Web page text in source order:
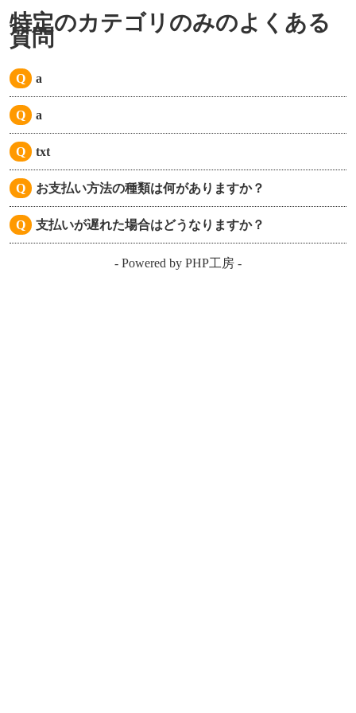
特定のカテゴリのみのよくある
質問
Q a
Q a
Q txt
Q お支払い方法の種類は何がありますか？
Q 支払いが遅れた場合はどうなりますか？
- Powered by PHP工房 -